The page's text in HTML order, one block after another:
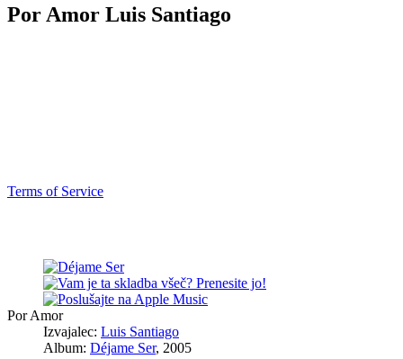
Por Amor Luis Santiago
Terms of Service
Por Amor
Izvajalec: Luis Santiago
Album: Déjame Ser, 2005